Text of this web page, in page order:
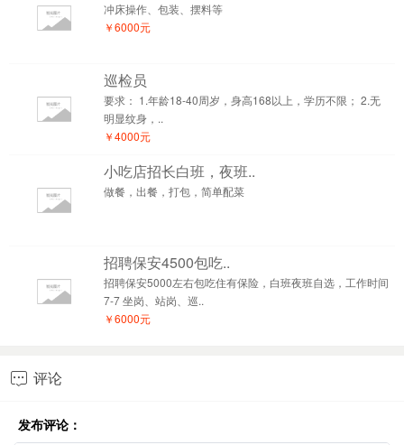
冲床操作、包装、摆料等
￥6000元
巡检员
要求： 1.年龄18-40周岁，身高168以上，学历不限； 2.无
明显纹身，..
￥4000元
小吃店招长白班，夜班..
做餐，出餐，打包，简单配菜
招聘保安4500包吃..
招聘保安5000左右包吃住有保险，白班夜班自选，工作时间
7-7 坐岗、站岗、巡..
￥6000元
 评论
发布评论：